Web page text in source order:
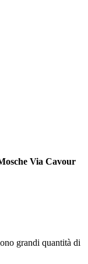
Via Cavour
grandi quantità di